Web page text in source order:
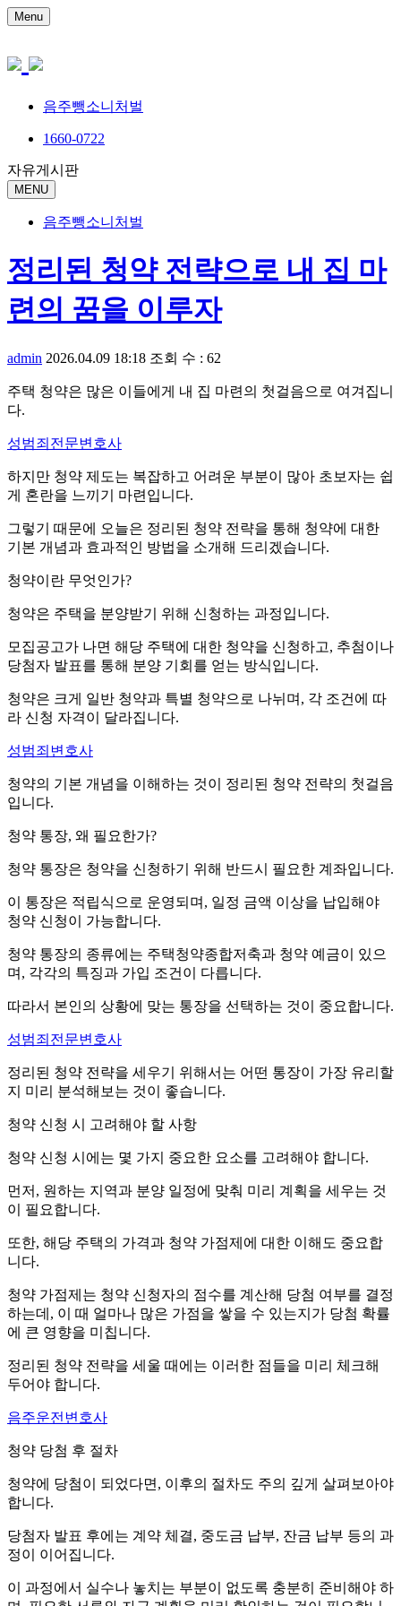
Menu
음주뺑소니처벌
1660-0722
자유게시판
MENU
음주뺑소니처벌
정리된 청약 전략으로 내 집 마
련의 꿈을 이루자
admin 2026.04.09 18:18 조회 수 : 62
주택 청약은 많은 이들에게 내 집 마련의 첫걸음으로 여겨집니
다.
성범죄전문변호사
하지만 청약 제도는 복잡하고 어려운 부분이 많아 초보자는 쉽
게 혼란을 느끼기 마련입니다.
그렇기 때문에 오늘은 정리된 청약 전략을 통해 청약에 대한
기본 개념과 효과적인 방법을 소개해 드리겠습니다.
청약이란 무엇인가?
청약은 주택을 분양받기 위해 신청하는 과정입니다.
모집공고가 나면 해당 주택에 대한 청약을 신청하고, 추첨이나
당첨자 발표를 통해 분양 기회를 얻는 방식입니다.
청약은 크게 일반 청약과 특별 청약으로 나뉘며, 각 조건에 따
라 신청 자격이 달라집니다.
성범죄변호사
청약의 기본 개념을 이해하는 것이 정리된 청약 전략의 첫걸음
입니다.
청약 통장, 왜 필요한가?
청약 통장은 청약을 신청하기 위해 반드시 필요한 계좌입니다.
이 통장은 적립식으로 운영되며, 일정 금액 이상을 납입해야
청약 신청이 가능합니다.
청약 통장의 종류에는 주택청약종합저축과 청약 예금이 있으
며, 각각의 특징과 가입 조건이 다릅니다.
따라서 본인의 상황에 맞는 통장을 선택하는 것이 중요합니다.
성범죄전문변호사
정리된 청약 전략을 세우기 위해서는 어떤 통장이 가장 유리할
지 미리 분석해보는 것이 좋습니다.
청약 신청 시 고려해야 할 사항
청약 신청 시에는 몇 가지 중요한 요소를 고려해야 합니다.
먼저, 원하는 지역과 분양 일정에 맞춰 미리 계획을 세우는 것
이 필요합니다.
또한, 해당 주택의 가격과 청약 가점제에 대한 이해도 중요합
니다.
청약 가점제는 청약 신청자의 점수를 계산해 당첨 여부를 결정
하는데, 이 때 얼마나 많은 가점을 쌓을 수 있는지가 당첨 확률
에 큰 영향을 미칩니다.
정리된 청약 전략을 세울 때에는 이러한 점들을 미리 체크해
두어야 합니다.
음주운전변호사
청약 당첨 후 절차
청약에 당첨이 되었다면, 이후의 절차도 주의 깊게 살펴보아야
합니다.
당첨자 발표 후에는 계약 체결, 중도금 납부, 잔금 납부 등의 과
정이 이어집니다.
이 과정에서 실수나 놓치는 부분이 없도록 충분히 준비해야 하